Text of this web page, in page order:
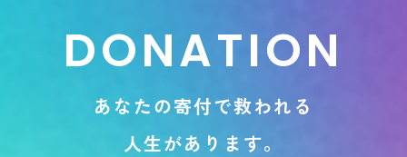
DONATION
あ な たの寄付で救われ る
人生があ り ま す。